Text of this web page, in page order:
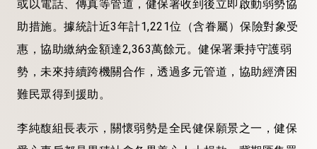
或以電話、傳真等管道，健保署收到後立即啟動弱勢協
助措施。據統計近3年計1,221位（含眷屬）保險對象受
惠，協助繳納金額達2,363萬餘元。健保署秉持守護弱
勢，未來持續跨機關合作，透過多元管道，協助經濟困
難民眾得到援助。
李純馥組長表示，關懷弱勢是全民健保願景之一，健保